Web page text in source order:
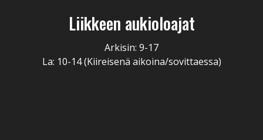
Liikkeen aukioloajat
Arkisin: 9-17
La: 10-14 (Kiireisenä aikoina/sovittaessa)